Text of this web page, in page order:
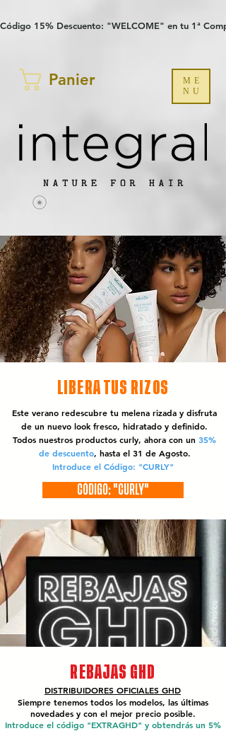
Código 15% Descuento: "WELCOME" en tu 1ª
Panier
ME
NU
LIBERA TUS RIZOS
Este verano redescubre tu melena rizada y disfruta
de un nuevo look fresco, hidratado y definido.
Todos nuestros productos curly, ahora con un 35%
de descuento, hasta el 31 de Agosto.
Introduce el Código: "CURLY"
CÓDIGO: "CURLY"
REBAJAS GHD
DISTRIBUIDORES OFICIALES GHD
Siempre tenemos todos los modelos, las últimas
novedades y con el mejor precio posible.
Introduce el código "EXTRAGHD" y obtendrás un 5%